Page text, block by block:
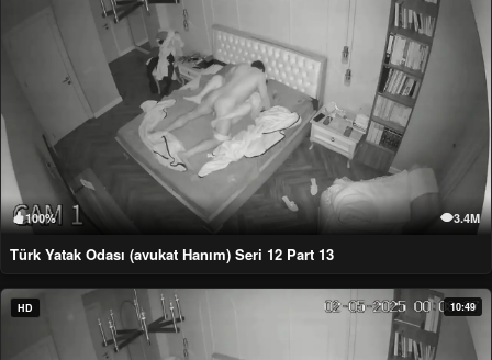
100% 3.4M
Türk Yatak Odası (avukat Hanım) Seri 12 Part 13
HD 10:49